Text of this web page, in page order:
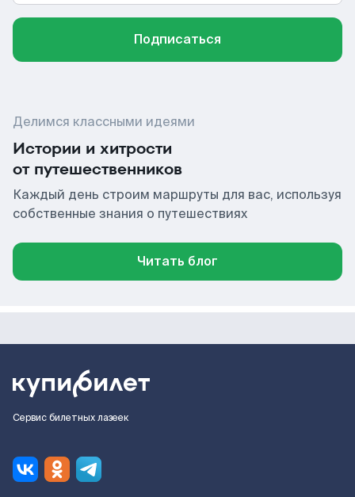
Подписаться
Делимся классными идеями
Истории и хитрости
от путешественников
Каждый день строим маршруты для вас, используя
собственные знания о путешествиях
Читать блог
Сервис билетных лазеек